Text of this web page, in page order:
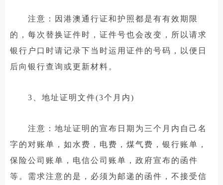
注意：因港澳通行证和护照都是有有效期限
的，每次替换证件时，证件号也会改变，所以请求
银行户口时请记录下当时运用证件的号码，以便日
后向银行查询或更新材料。
3、地址证明文件(3个月内)
注意：地址证明的宣布日期为三个月内自己名
字的对账单，如水费，电费，煤气费，银行账单，
保险公司账单，电信公司账单，政府宣布的函件
等。需求注意的是，必须为邮递的函件，不接受信